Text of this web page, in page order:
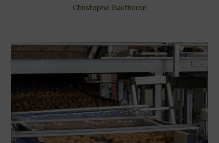
Christophe Gautheron